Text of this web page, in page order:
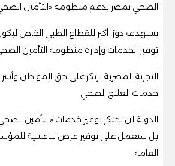
الصحي بمصر بدعم منظومة «التأمين
نستهدف دورًا أكبر للقطاع الطبي الخاص
توفير الخدمات وإدارة منظومة التأمين
التجربة المصرية ترتكز على حق المواطن
خدمات العلاج الصحي
الدولة لن تحتكر توفير خدمات «التأمين
بل ستعمل علي توفير فرص تنافسية
العامة